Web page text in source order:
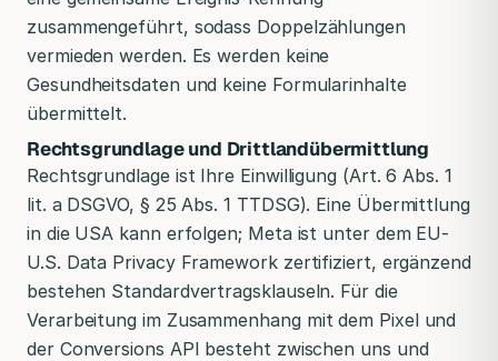
zusammengeführt, sodass Doppelzählungen
vermieden werden. Es werden keine
Gesundheitsdaten und keine Formularinhalte
übermittelt.
Rechtsgrundlage und Drittlandübermittlung
Rechtsgrundlage ist Ihre Einwilligung (Art. 6 Abs. 1
lit. a DSGVO, § 25 Abs. 1 TTDSG). Eine Übermittlung
in die USA kann erfolgen; Meta ist unter dem EU-
U.S. Data Privacy Framework zertifiziert, ergänzend
bestehen Standardvertragsklauseln. Für die
Verarbeitung im Zusammenhang mit dem Pixel und
der Conversions API besteht zwischen uns und